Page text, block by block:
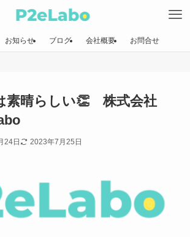
お知らせ ブログ 会社概要 お問合せ
素晴らしい👏 株式会社
24日 2023年7月25日